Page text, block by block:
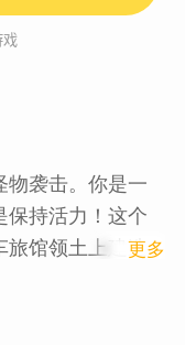
戏
袭击。 你是一
持活力！ 这个
馆领土上建造
1 更多